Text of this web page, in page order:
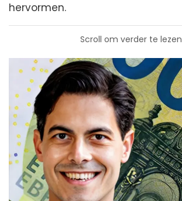
hervormen.
Scroll om verder te lezen